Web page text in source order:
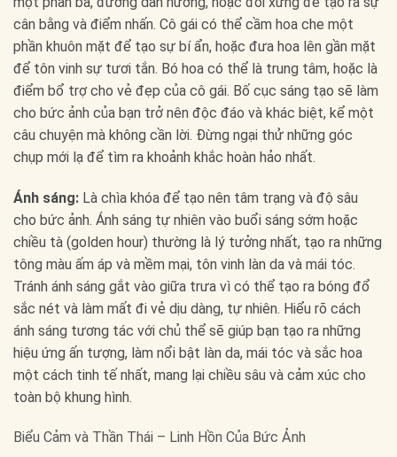
cân bằng và điểm nhấn. Cô gái có thể cầm hoa che một
phần khuôn mặt để tạo sự bí ẩn, hoặc đưa hoa lên gần mặt
để tôn vinh sự tươi tắn. Bó hoa có thể là trung tâm, hoặc là
điểm bổ trợ cho vẻ đẹp của cô gái. Bố cục sáng tạo sẽ làm
cho bức ảnh của bạn trở nên độc đáo và khác biệt, kể một
câu chuyện mà không cần lời. Đừng ngại thử những góc
chụp mới lạ để tìm ra khoảnh khắc hoàn hảo nhất.
Ánh sáng: Là chìa khóa để tạo nên tâm trạng và độ sâu
cho bức ảnh. Ánh sáng tự nhiên vào buổi sáng sớm hoặc
chiều tà (golden hour) thường là lý tưởng nhất, tạo ra những
tông màu ấm áp và mềm mại, tôn vinh làn da và mái tóc.
Tránh ánh sáng gắt vào giữa trưa vì có thể tạo ra bóng đổ
sắc nét và làm mất đi vẻ dịu dàng, tự nhiên. Hiểu rõ cách
ánh sáng tương tác với chủ thể sẽ giúp bạn tạo ra những
hiệu ứng ấn tượng, làm nổi bật làn da, mái tóc và sắc hoa
một cách tinh tế nhất, mang lại chiều sâu và cảm xúc cho
toàn bộ khung hình.
Biểu Cảm và Thần Thái – Linh Hồn Của Bức Ảnh